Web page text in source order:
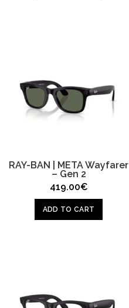
RAY-BAN | META Wayfarer
– Gen 2
419.00€
ADD TO CART